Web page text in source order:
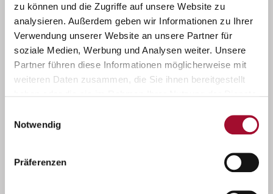
zu können und die Zugriffe auf unsere Website zu
analysieren. Außerdem geben wir Informationen zu Ihrer
Verwendung unserer Website an unsere Partner für
soziale Medien, Werbung und Analysen weiter. Unsere
Partner führen diese Informationen möglicherweise mit
weiteren Daten zusammen, die Sie ihnen bereitgestellt
Notwendig
Präferenzen
Rund um Schokobella